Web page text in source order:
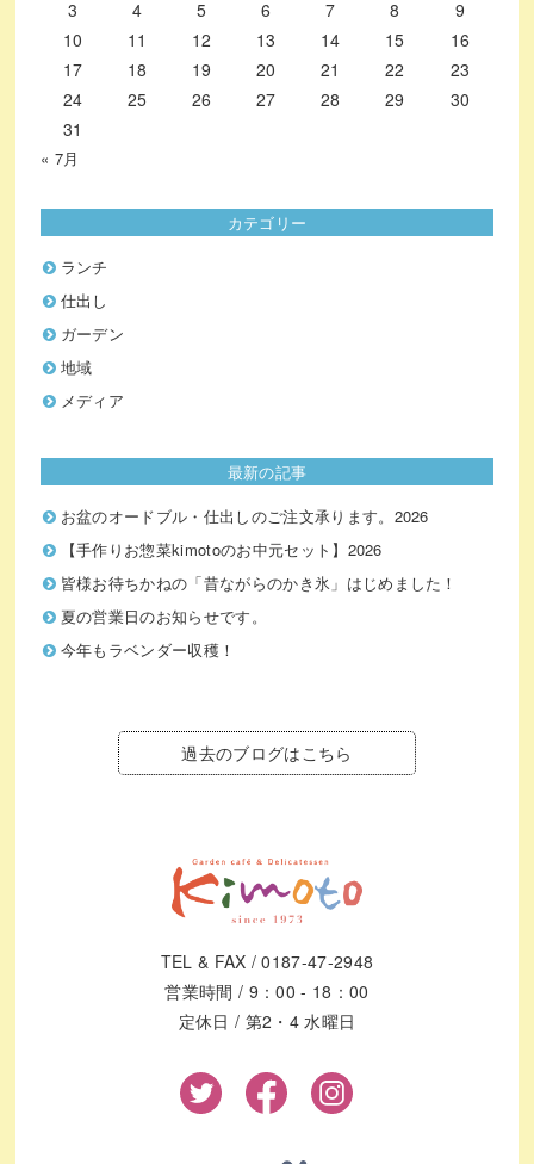
3
4 5 6 7 8
9
10
11 12 13 14 15
16
17
18 19 20 21 22
23
24
25 26 27 28 29
30
31
« 7月
カテゴリー
ランチ
仕出し
ガーデン
地域
メディア
最新の記事
お盆のオードブル・仕出しのご注文承ります。2026
【手作りお惣菜kimotoのお中元セット】2026
皆様お待ちかねの「昔ながらのかき氷」はじめました！
夏の営業日のお知らせです。
今年もラベンダー収穫！
過去のブログはこちら
TEL & FAX / 0187-47-2948
営業時間 / 9：00 - 18：00
定休日 / 第2・4 水曜日